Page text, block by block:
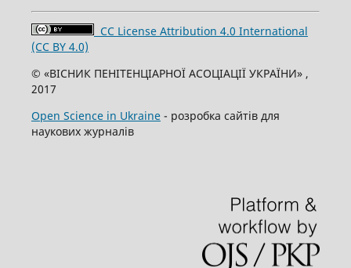
CC License Attribution 4.0 International
(CC BY 4.0)
© «ВІСНИК ПЕНІТЕНЦІАРНОЇ АСОЦІАЦІЇ УКРАЇНИ» ,
2017
Open Science in Ukraine- розробка сайтів для
наукових журналів